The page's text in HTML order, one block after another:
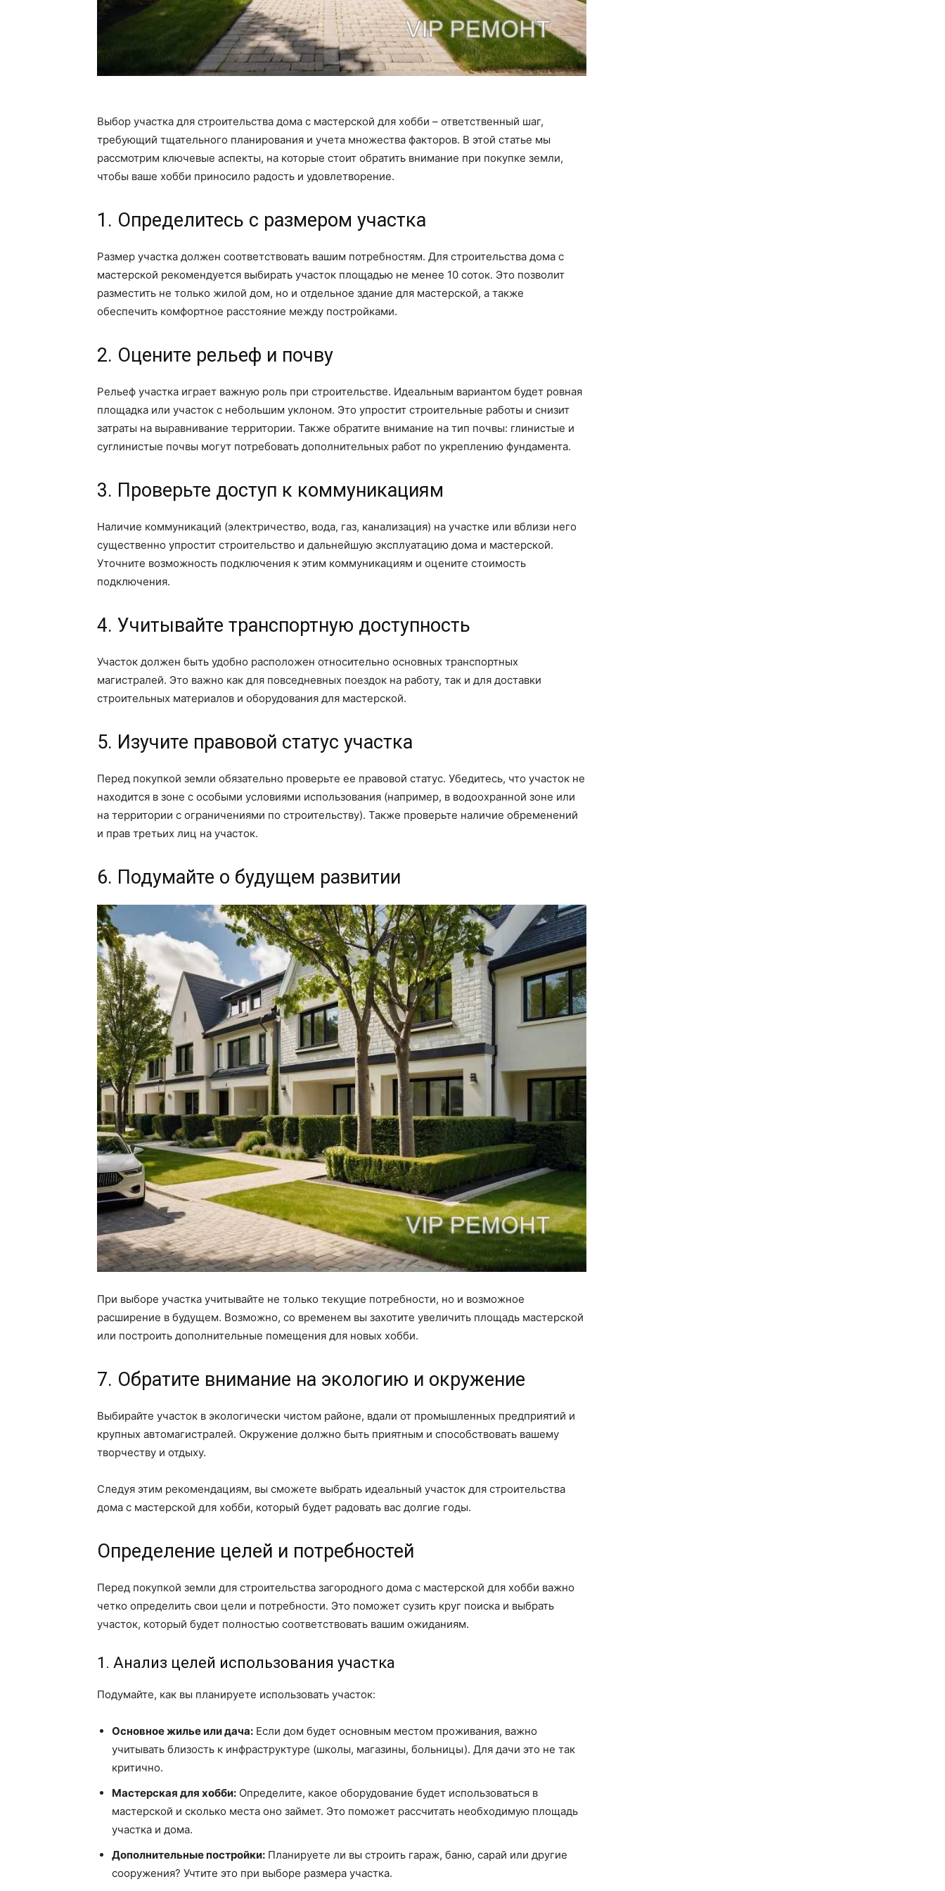
Выбор участка для строительства дома с мастерской для хобби – ответственный шаг,
требующий тщательного планирования и учета множества факторов. В этой статье мы
рассмотрим ключевые аспекты, на которые стоит обратить внимание при покупке земли,
чтобы ваше хобби приносило радость и удовлетворение.
1. Определитесь с размером участка
Размер участка должен соответствовать вашим потребностям. Для строительства дома с
мастерской рекомендуется выбирать участок площадью не менее 10 соток. Это позволит
разместить не только жилой дом, но и отдельное здание для мастерской, а также
обеспечить комфортное расстояние между постройками.
2. Оцените рельеф и почву
Рельеф участка играет важную роль при строительстве. Идеальным вариантом будет ровная
площадка или участок с небольшим уклоном. Это упростит строительные работы и снизит
затраты на выравнивание территории. Также обратите внимание на тип почвы: глинистые и
суглинистые почвы могут потребовать дополнительных работ по укреплению фундамента.
3. Проверьте доступ к коммуникациям
Наличие коммуникаций (электричество, вода, газ, канализация) на участке или вблизи него
существенно упростит строительство и дальнейшую эксплуатацию дома и мастерской.
Уточните возможность подключения к этим коммуникациям и оцените стоимость
подключения.
4. Учитывайте транспортную доступность
Участок должен быть удобно расположен относительно основных транспортных
магистралей. Это важно как для повседневных поездок на работу, так и для доставки
строительных материалов и оборудования для мастерской.
5. Изучите правовой статус участка
Перед покупкой земли обязательно проверьте ее правовой статус. Убедитесь, что участок не
находится в зоне с особыми условиями использования (например, в водоохранной зоне или
на территории с ограничениями по строительству). Также проверьте наличие обременений
и прав третьих лиц на участок.
6. Подумайте о будущем развитии
При выборе участка учитывайте не только текущие потребности, но и возможное
расширение в будущем. Возможно, со временем вы захотите увеличить площадь мастерской
или построить дополнительные помещения для новых хобби.
7. Обратите внимание на экологию и окружение
Выбирайте участок в экологически чистом районе, вдали от промышленных предприятий и
крупных автомагистралей. Окружение должно быть приятным и способствовать вашему
творчеству и отдыху.
Следуя этим рекомендациям, вы сможете выбрать идеальный участок для строительства
дома с мастерской для хобби, который будет радовать вас долгие годы.
Определение целей и потребностей
Перед покупкой земли для строительства загородного дома с мастерской для хобби важно
четко определить свои цели и потребности. Это поможет сузить круг поиска и выбрать
участок, который будет полностью соответствовать вашим ожиданиям.
1. Анализ целей использования участка
Подумайте, как вы планируете использовать участок:
Основное жилье или дача: Если дом будет основным местом проживания, важно
учитывать близость к инфраструктуре (школы, магазины, больницы). Для дачи это не так
критично.
Мастерская для хобби: Определите, какое оборудование будет использоваться в
мастерской и сколько места оно займет. Это поможет рассчитать необходимую площадь
участка и дома.
Дополнительные постройки: Планируете ли вы строить гараж, баню, сарай или другие
сооружения? Учтите это при выборе размера участка.